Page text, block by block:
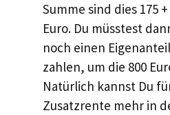
Summe sind dies 175 +
Euro. Du müsstest
noch einen
zahlen, um die 800
Natürlich kannst Du
Zusatzrente mehr in